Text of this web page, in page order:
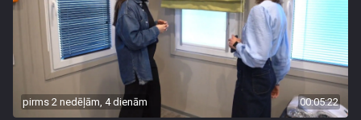
pirms 2 nedēļām, 4 dienām 00:05:22